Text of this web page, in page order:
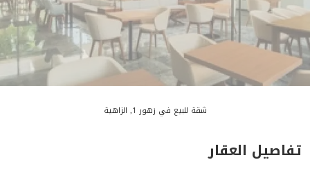
شقة للبيع في زهور 1, الزاهية
تفاصيل العقار